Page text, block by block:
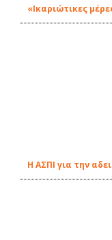
«Ικαριώτικες
Η ΑΣΠΙ για την